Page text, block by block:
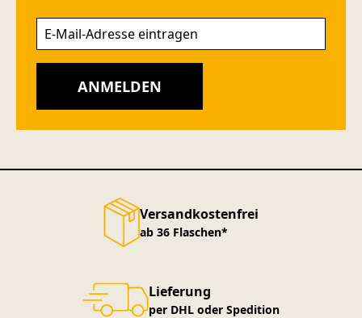
ANMELDEN
Versandkostenfrei
ab 36 Flaschen*
Lieferung
per DHL oder Spedition